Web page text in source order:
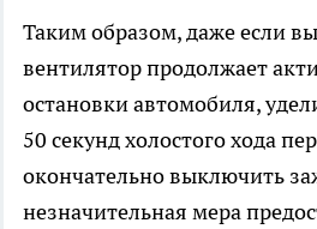
Таким образом, даже если
вентилятор продолжает
остановки автомобиля,
50 секунд холостого хода
окончательно выключить
незначительная мера